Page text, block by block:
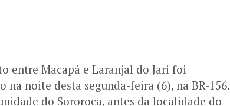
entre Macapá e Laranjal do Jari foi
noite desta segunda-feira (6), na BR-156.
do Sororoca, antes da localidade do